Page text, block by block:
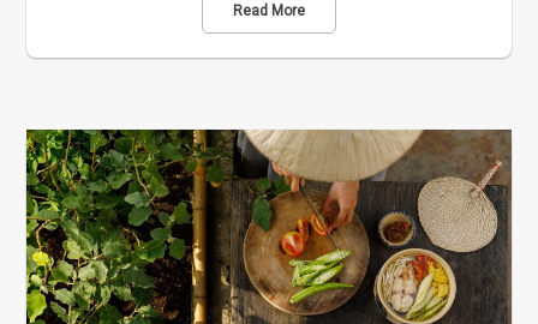
Read More